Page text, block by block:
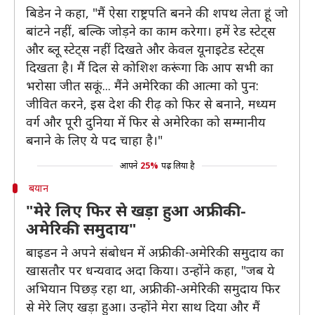
बिडेन ने कहा, "मैं ऐसा राष्ट्रपति बनने की शपथ लेता हूं जो
बांटने नहीं, बल्कि जोड़ने का काम करेगा। हमें रेड स्टेट्स
और ब्लू स्टेट्स नहीं दिखते और केवल यूनाइटेड स्टेट्स
दिखता है। मैं दिल से कोशिश करूंगा कि आप सभी का
भरोसा जीत सकूं... मैंने अमेरिका की आत्मा को पुन:
जीवित करने, इस देश की रीढ़ को फिर से बनाने, मध्यम
वर्ग और पूरी दुनिया में फिर से अमेरिका को सम्मानीय
बनाने के लिए ये पद चाहा है।"
आपने 25% पढ़ लिया है
बयान
"मेरे लिए फिर से खड़ा हुआ अफ्रीकी-
अमेरिकी समुदाय"
बाइडन ने अपने संबोधन में अफ्रीकी-अमेरिकी समुदाय का
खासतौर पर धन्यवाद अदा किया। उन्होंने कहा, "जब ये
अभियान पिछड़ रहा था, अफ्रीकी-अमेरिकी समुदाय फिर
से मेरे लिए खड़ा हुआ। उन्होंने मेरा साथ दिया और मैं